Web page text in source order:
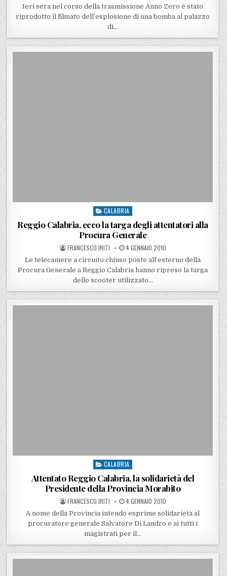
Ieri sera nel corso della trasmissione Anno Zero é stato
riprodotto il filmato dell’esplosione di una bomba al palazzo
di…
Posted in
CALABRIA
Reggio Calabria, ecco la targa degli attentatori alla
Procura Generale
POSTED BY
FRANCESCO IRITI POSTED ON
4 GENNAIO 2010
Le telecamere a circuito chiuso poste all’esterno della
Procura Generale a Reggio Calabria hanno ripreso la targa
dello scooter utilizzato…
Posted in
CALABRIA
Attentato Reggio Calabria, la solidarietà del
Presidente della Provincia Morabito
POSTED BY
FRANCESCO IRITI POSTED ON
4 GENNAIO 2010
A nome della Provincia intendo esprime solidarietà al
procuratore generale Salvatore Di Landro e ai tutti i
magistrati per il…